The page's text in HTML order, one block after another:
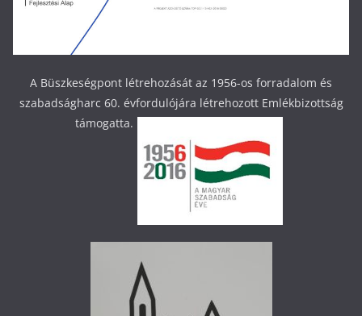
A Büszkeségpont létrehozását az 1956-os forradalom és
szabadságharc 60. évfordulójára létrehozott Emlékbizottság
támogatta.